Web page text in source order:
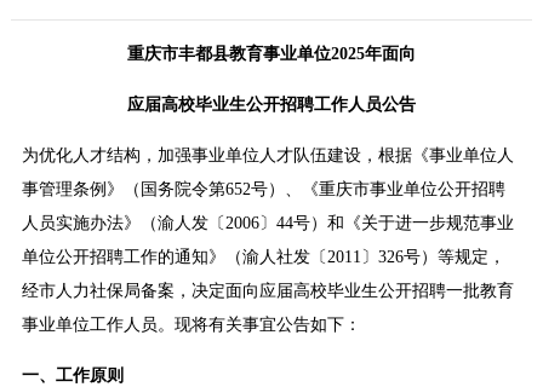
重庆市丰都县教育事业单位2025年面向
应届高校毕业生公开招聘工作人员公告
为优化人才结构，加强事业单位人才队伍建设，根据《事业单位人
事管理条例》（国务院令第652号）、《重庆市事业单位公开招聘
人员实施办法》（渝人发〔2006〕44号）和《关于进一步规范事业
单位公开招聘工作的通知》（渝人社发〔2011〕326号）等规定，
经市人力社保局备案，决定面向应届高校毕业生公开招聘一批教育
事业单位工作人员。现将有关事宜公告如下：
一、工作原则